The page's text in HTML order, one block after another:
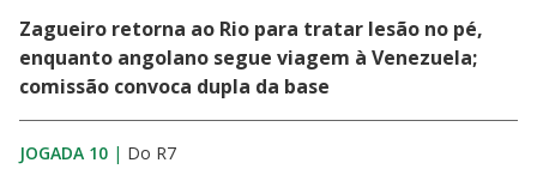
Zagueiro retorna ao Rio para tratar lesão no pé,
enquanto angolano segue viagem à Venezuela;
comissão convoca dupla da base
JOGADA 10 | Do R7